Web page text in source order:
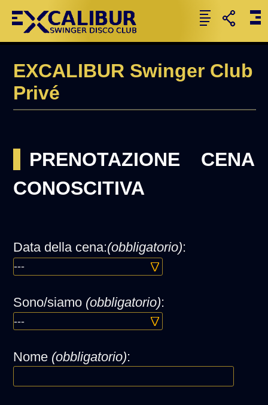
EXCALIBUR Swinger Club
Privé
PRENOTAZIONE CENA
CONOSCITIVA
Data della cena:(obbligatorio):
Sono/siamo (obbligatorio):
Nome (obbligatorio):